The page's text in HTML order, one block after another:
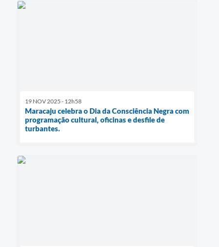
19 NOV 2025 - 12h58
Maracaju celebra o Dia da Consciência Negra com
programação cultural, oficinas e desfile de
turbantes.